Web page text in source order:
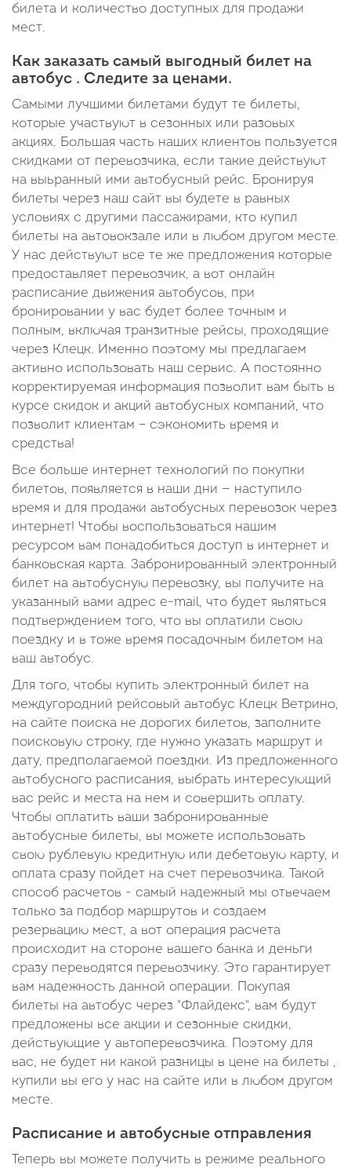
билета и количество доступных для продажи
мест.
Как заказать самый выгодный билет на
автобус . Следите за ценами.
Самыми лучшими билетами будут те билеты,
которые участвуют в сезонных или разовых
акциях. Большая часть наших клиентов пользуется
скидками от перевозчика, если такие действуют
на выьранный ими автобусный рейс. Бронируя
билеты через наш сайт вы будете в равных
условиях с другими пассажирами, кто купил
билеты на автовокзале или в любом другом месте.
У нас действуют все те же предложения которые
предоставляет перевозчик, а вот онлайн
расписание движения автобусов, при
бронировании у вас будет более точным и
полным, включая транзитные рейсы, проходящие
через Клецк. Именно поэтому мы предлагаем
активно использовать наш сервис. А постоянно
корректируемая информация позволит вам быть в
курсе скидок и акций автобусных компаний, что
позволит клиентам – сэкономить время и
средства!
Все больше интернет технологий по покупки
билетов, появляется в наши дни — наступило
время и для продажи автобусных перевозок через
интернет! Чтобы воспользоваться нашим
ресурсом вам понадобиться доступ в интернет и
банковская карта. Забронированный электронный
билет на автобусную перевозку, вы получите на
указанный вами адрес e-mail, что будет являться
подтверждением того, что вы оплатили свою
поездку и в тоже время посадочным билетом на
ваш автобус.
Для того, чтобы купить электронный билет на
междугородний рейсовый автобус Клецк Ветрино,
на сайте поиска не дорогих билетов, заполните
поисковую строку, где нужно указать маршрут и
дату, предполагаемой поездки. Из предложенного
автобусного расписания, выбрать интересующий
вас рейс и места на нем и совершить оплату.
Чтобы оплатить ваши забронированные
автобусные билеты, вы можете использовать
свою рублевую кредитную или дебетовую карту, и
оплата сразу пойдет на счет перевозчика. Такой
способ расчетов - самый надежный мы отвечаем
только за подбор маршрутов и создаем
резервацию мест, а вот операция расчета
происходит на стороне вашего банка и деньги
сразу переводятся перевозчику. Это гарантирует
вам надежность данной операции. Покупая
билеты на автобус через "Флайдекс", вам будут
предложены все акции и сезонные скидки,
действующие у автоперевозчика. Поэтому для
вас, не будет ни какой разницы в цене на билеты ,
купили вы его у нас на сайте или в любом другом
месте.
Расписание и автобусные отправления
Теперь вы можете получить в режиме реального